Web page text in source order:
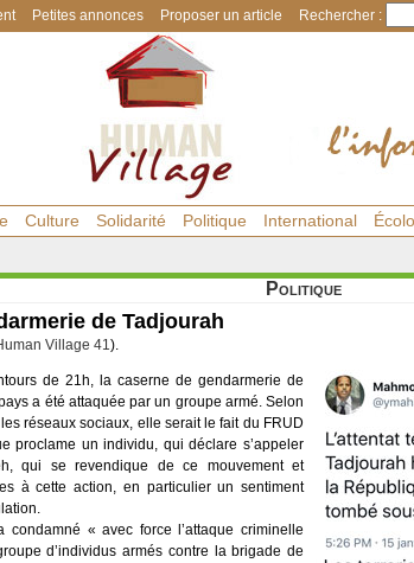
Petites annonces Proposer un article Rechercher :
Culture Solidarité Politique International
Politique
de Tadjourah
Village 41).
de 21h, la caserne de gendarmerie de
a été attaquée par un groupe armé. Selon
réseaux sociaux, elle serait le fait du FRUD
proclame un individu, qui déclare s’appeler
qui se revendique de ce mouvement et
à cette action, en particulier un sentiment
condamné « avec force l’attaque criminelle
d’individus armés contre la brigade de